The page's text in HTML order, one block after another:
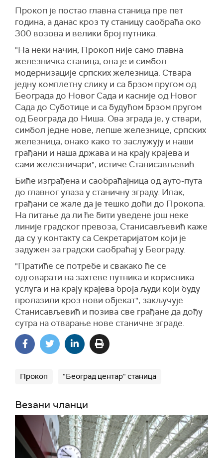
Прокоп је постао главна станица пре пет
година, а данас кроз ту станицу саобраћа око
300 возова и велики број путника.
"На неки начин, Прокоп није само главна
железничка станица, она је и симбол
модернизације српских железница. Ствара
једну комплетну слику и са брзом пругом од
Београда до Новог Сада и касније од Новог
Сада до Суботице и са будућом брзом пругом
од Београда до Ниша. Ова зграда је, у ствари,
симбол једне нове, лепше железнице, српских
железница, онако како то заслужују и наши
грађани и наша држава и на крају крајева и
сами железничари", истиче Станисављевић.
Биће изграђена и саобраћајница од ауто-пута
до главног улаза у станичну зграду. Ипак,
грађани се жале да је тешко доћи до Прокопа.
На питање да ли ће бити уведене још неке
линије градског превоза, Станисављевић каже
да су у контакту са Секретаријатом који је
задужен за градски саобраћај у Београду.
"Пратиће се потребе и свакако ће се
одговарати на захтеве путника и корисника
услуга и на крају крајева броја људи који буду
пролазили кроз нови објекат", закључује
Станисављевић и позива све грађане да дођу
сутра на отварање нове станичне зграде.
Прокоп “Београд центар“ станица
Везани чланци